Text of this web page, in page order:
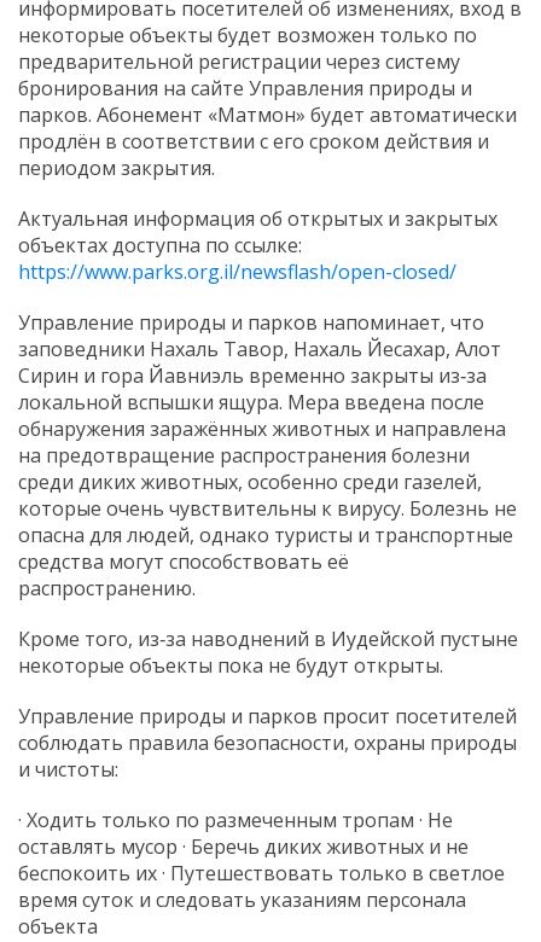
информировать посетителей об изменениях, вход в
некоторые объекты будет возможен только по
предварительной регистрации через систему
бронирования на сайте Управления природы и
парков. Абонемент «Матмон» будет автоматически
продлён в соответствии с его сроком действия и
периодом закрытия.
Актуальная информация об открытых и закрытых
объектах доступна по ссылке:
https://www.parks.org.il/newsflash/open-closed/
Управление природы и парков напоминает, что
заповедники Нахаль Тавор, Нахаль Йесахар, Алот
Сирин и гора Йавниэль временно закрыты из‑за
локальной вспышки ящура. Мера введена после
обнаружения заражённых животных и направлена
на предотвращение распространения болезни
среди диких животных, особенно среди газелей,
которые очень чувствительны к вирусу. Болезнь не
опасна для людей, однако туристы и транспортные
средства могут способствовать её
распространению.
Кроме того, из‑за наводнений в Иудейской пустыне
некоторые объекты пока не будут открыты.
Управление природы и парков просит посетителей
соблюдать правила безопасности, охраны природы
и чистоты:
· Ходить только по размеченным тропам · Не
оставлять мусор · Беречь диких животных и не
беспокоить их · Путешествовать только в светлое
время суток и следовать указаниям персонала
объекта